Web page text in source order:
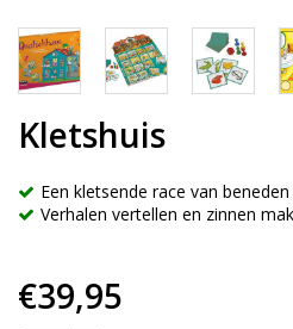
Kletshuis
Een kletsende race van
Verhalen vertellen en zinnen
€39,95